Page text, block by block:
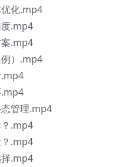
化.mp4
.mp4
.mp4
）.mp4
管理.mp4
.mp4
.mp4
.mp4